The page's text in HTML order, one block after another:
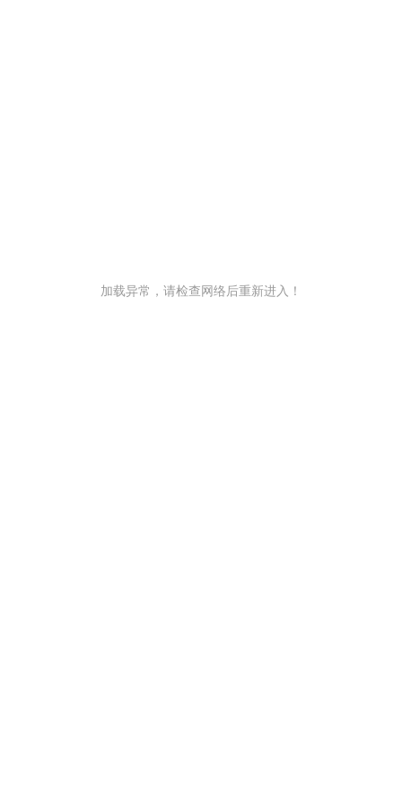
加载异常，请检查网络后重新进入！